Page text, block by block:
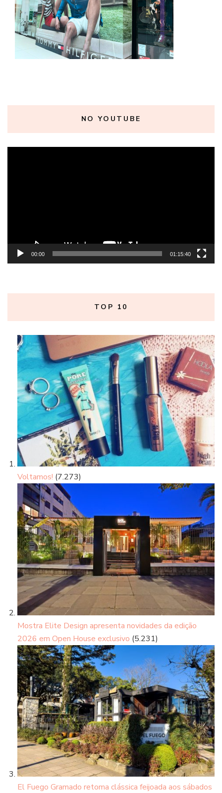
NO YOUTUBE
00:00 01:15:40
TOP 10
Voltamos! (7.273)
Mostra Elite Design apresenta novidades da edição
2026 em Open House exclusivo (5.231)
El Fuego Gramado retoma clássica feijoada aos sábados